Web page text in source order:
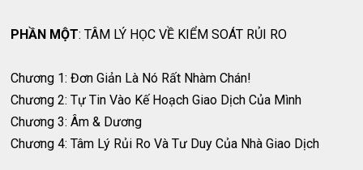
PHẦN MỘT: TÂM LÝ HỌC VỀ KIỂM SOÁT RỦI RO
Chương 1: Đơn Giản Là Nó Rất Nhàm Chán!
Chương 2: Tự Tin Vào Kế Hoạch Giao Dịch Của Mình
Chương 3: Âm & Dương
Chương 4: Tâm Lý Rủi Ro Và Tư Duy Của Nhà Giao Dịch